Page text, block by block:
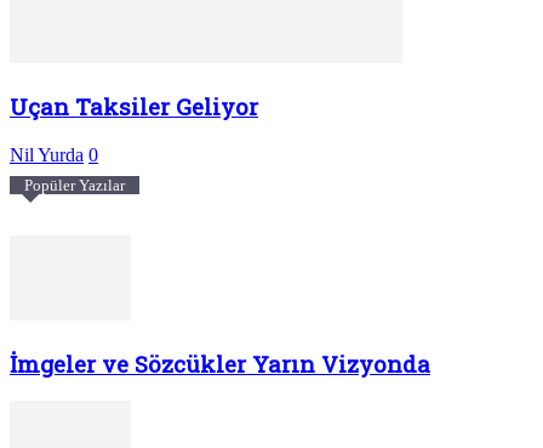
Uçan Taksiler Geliyor
Nil Yurda 0
Popüler Yazılar
İmgeler ve Sözcükler Yarın Vizyonda